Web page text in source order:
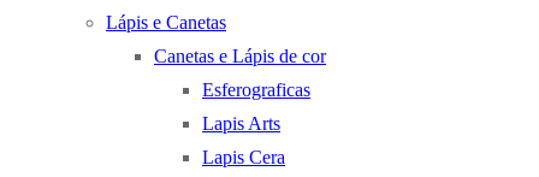
Lápis e Canetas
Canetas e Lápis de cor
Esferograficas
Lapis Arts
Lapis Cera